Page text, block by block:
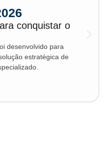
conquistar o
desenvolvido para
estratégica de